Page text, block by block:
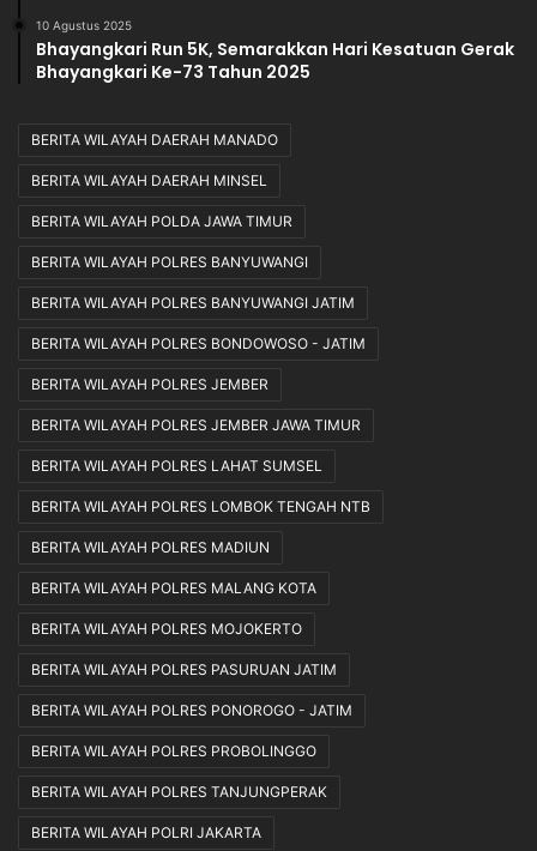
10 Agustus 2025
Bhayangkari Run 5K, Semarakkan Hari Kesatuan Gerak
Bhayangkari Ke-73 Tahun 2025
BERITA WILAYAH DAERAH MANADO
BERITA WILAYAH DAERAH MINSEL
BERITA WILAYAH POLDA JAWA TIMUR
BERITA WILAYAH POLRES BANYUWANGI
BERITA WILAYAH POLRES BANYUWANGI JATIM
BERITA WILAYAH POLRES BONDOWOSO - JATIM
BERITA WILAYAH POLRES JEMBER
BERITA WILAYAH POLRES JEMBER JAWA TIMUR
BERITA WILAYAH POLRES LAHAT SUMSEL
BERITA WILAYAH POLRES LOMBOK TENGAH NTB
BERITA WILAYAH POLRES MADIUN
BERITA WILAYAH POLRES MALANG KOTA
BERITA WILAYAH POLRES MOJOKERTO
BERITA WILAYAH POLRES PASURUAN JATIM
BERITA WILAYAH POLRES PONOROGO - JATIM
BERITA WILAYAH POLRES PROBOLINGGO
BERITA WILAYAH POLRES TANJUNGPERAK
BERITA WILAYAH POLRI JAKARTA